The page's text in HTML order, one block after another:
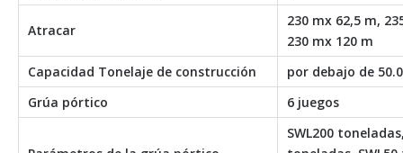
Atracar
230 mx 62,5 m,
230 mx 120 m
Capacidad Tonelaje de construcción
por debajo de
Grúa pórtico
6 juegos
SWL200